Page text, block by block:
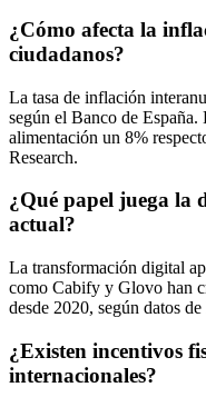
¿Cómo afecta la
ciudadanos?
La tasa de inflación
según el Banco de
alimentación un 8%
Research.
¿Qué papel juega la
actual?
La transformación digital
como Cabify y Glovo han
desde 2020, según datos
¿Existen incentivos
internacionales?